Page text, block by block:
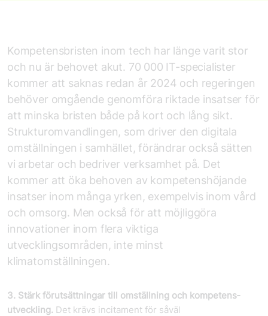
Kompetensbristen inom tech har länge varit stor
och nu är behovet akut. 70 000 IT-specialister
kommer att saknas redan år 2024 och regeringen
behöver omgående genomföra riktade insatser för
att minska bristen både på kort och lång sikt.
Strukturomvandlingen, som driver den digitala
omställningen i samhället, förändrar också sätten
vi arbetar och bedriver verksamhet på. Det
kommer att öka behoven av kompetenshöjande
insatser inom många yrken, exempelvis inom vård
och omsorg. Men också för att möjliggöra
innovationer inom flera viktiga
utvecklingsområden, inte minst
klimatomställningen.
3. Stärk förutsättningar till omställning och kompetens­
utveckling. Det krävs incitament för såväl